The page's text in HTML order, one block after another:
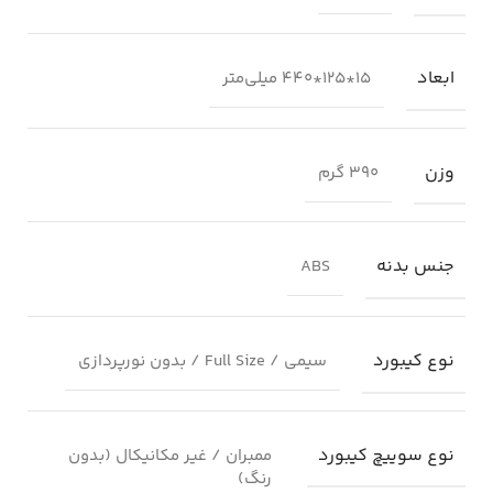
ابعاد ۱۵*۱۲۵*۴۴۰ میلی‌متر
وزن ۳۹۰ گرم
جنس بدنه ABS
نوع کیبورد سیمی / Full Size / بدون نورپردازی
نوع سوییچ کیبورد
ممبران / غیر مکانیکال (بدون
رنگ)